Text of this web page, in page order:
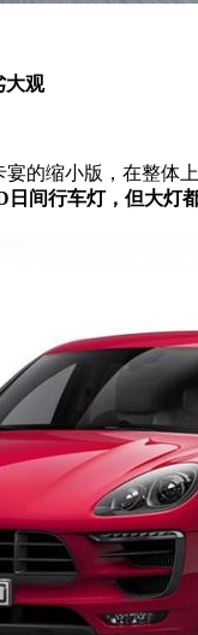
大观
的缩小版，在整体
日间行车灯，但大灯